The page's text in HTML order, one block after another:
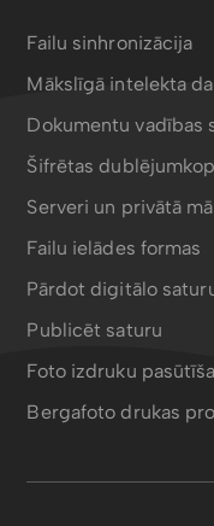
Failu sinhronizācija
Mākslīgā intelekta
Dokumentu vadības
Šifrētas
Serveri un privātā
Failu ielādes formas
Pārdot digitālo
Publicēt saturu
Foto izdruku
Bergafoto drukas